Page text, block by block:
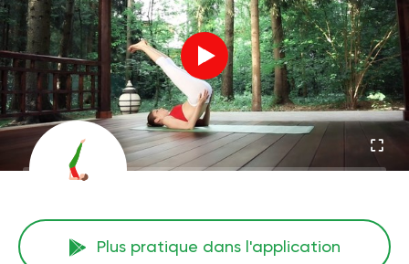
Plus pratique dans l'application